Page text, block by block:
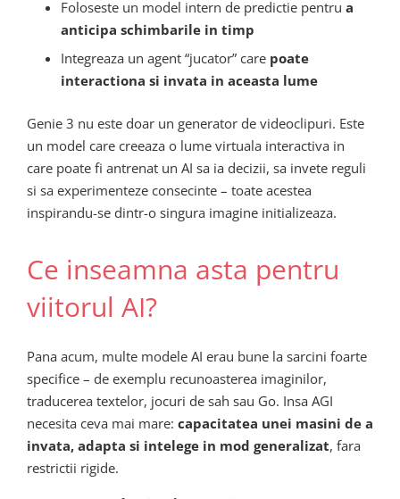
Foloseste un model intern de predictie pentru a
anticipa schimbarile in timp
Integreaza un agent “jucator” care poate
interactiona si invata in aceasta lume
Genie 3 nu este doar un generator de videoclipuri. Este
un model care creeaza o lume virtuala interactiva in
care poate fi antrenat un AI sa ia decizii, sa invete reguli
si sa experimenteze consecinte – toate acestea
inspirandu-se dintr-o singura imagine initializeaza.
Ce inseamna asta pentru
viitorul AI?
Pana acum, multe modele AI erau bune la sarcini foarte
specifice – de exemplu recunoasterea imaginilor,
traducerea textelor, jocuri de sah sau Go. Insa AGI
necesita ceva mai mare: capacitatea unei masini de a
invata, adapta si intelege in mod generalizat, fara
restrictii rigide.